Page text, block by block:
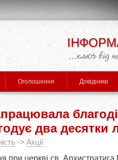
Оголошення Довідники
два десятки
-> Акції
при церкві св. Архистратига